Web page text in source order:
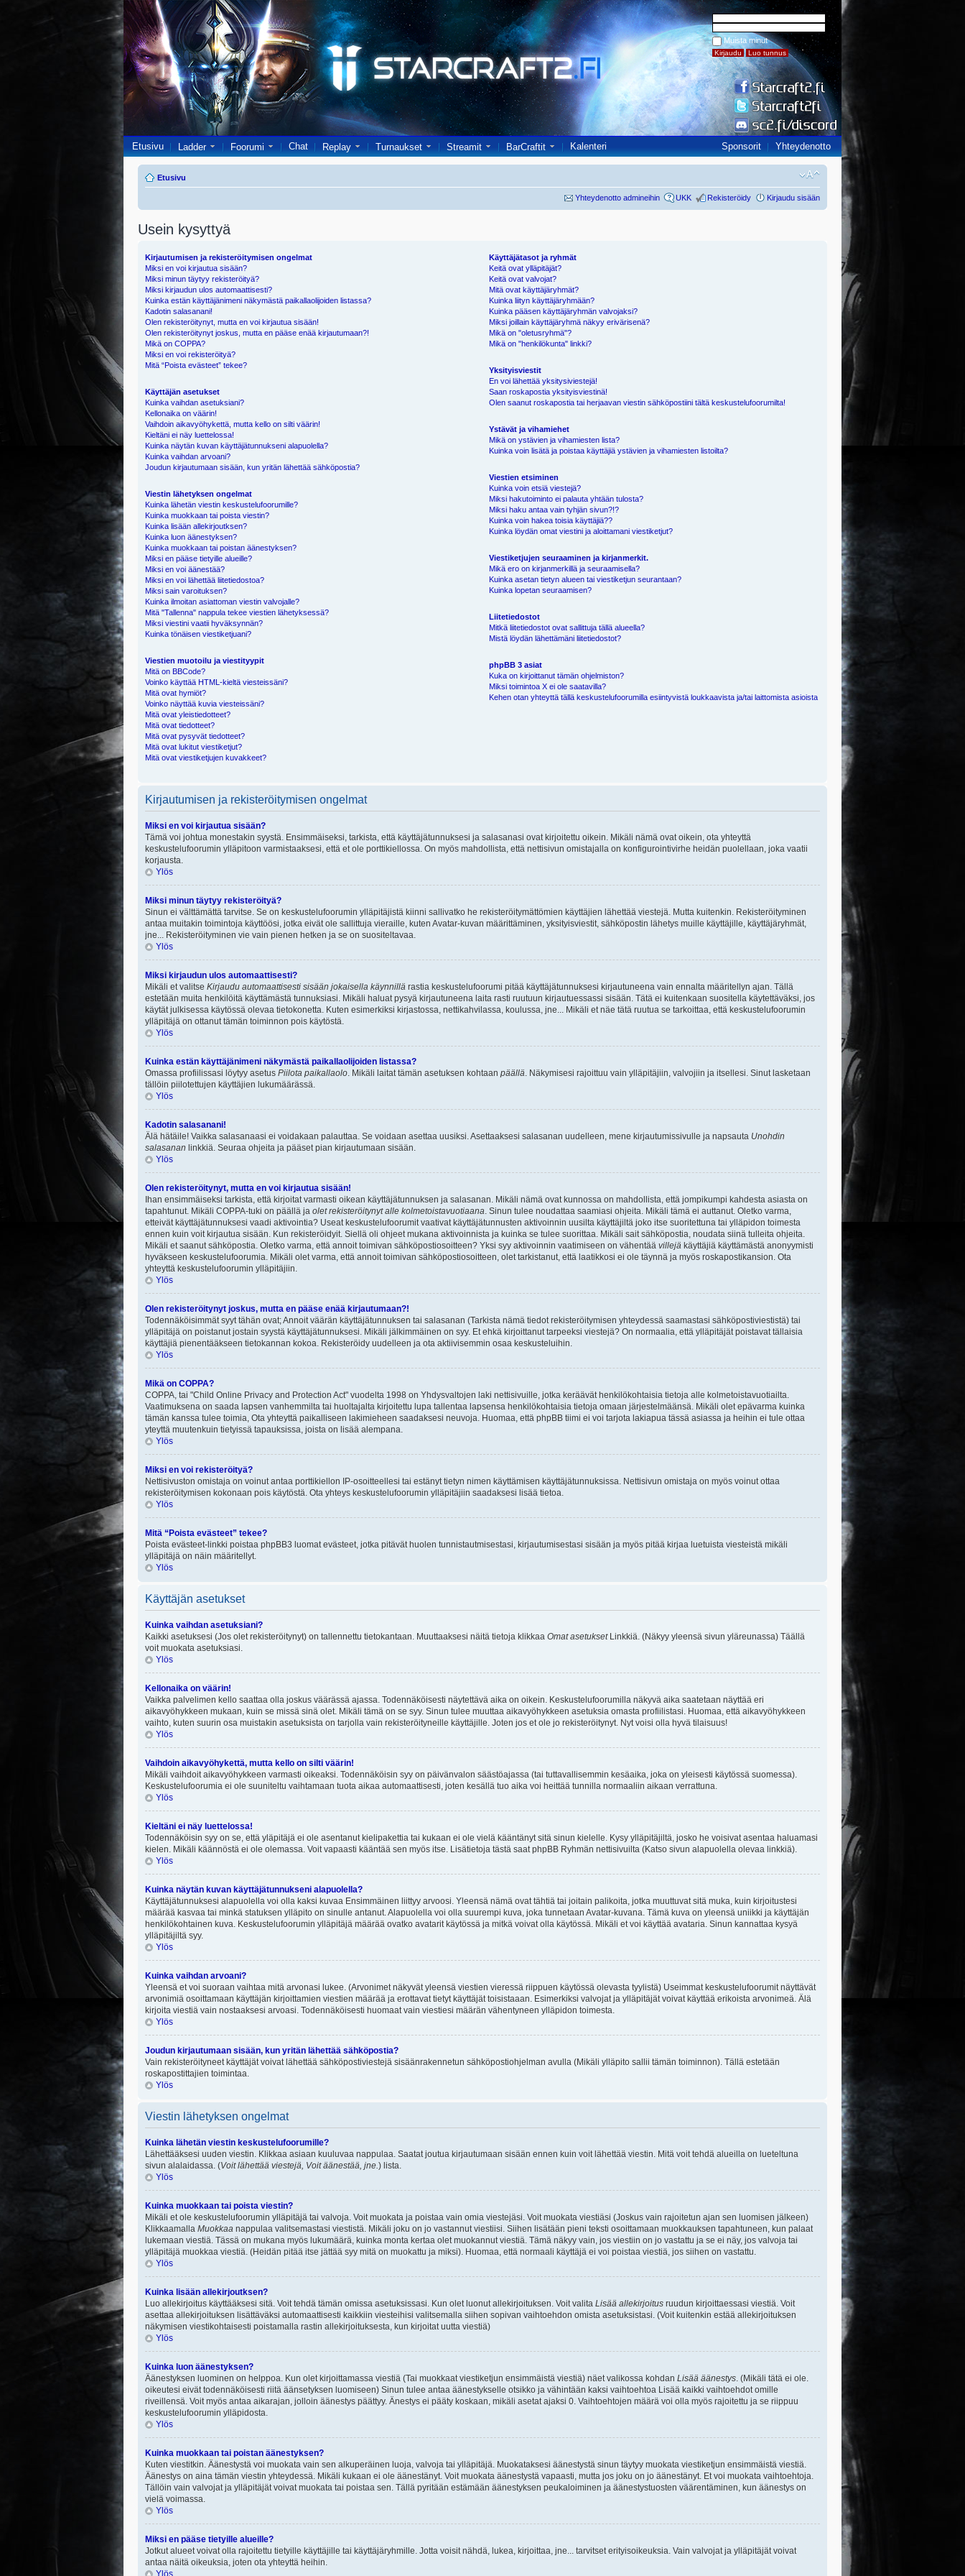
Muista minut
Etusivu Ladder Foorumi Chat Replay Turnaukset Streamit BarCraftit Kalenteri Sponsorit Yhteydenotto
Etusivu
Yhteydenotto admineihin UKK Rekisteröidy Kirjaudu sisään
Usein kysyttyä
Kirjautumisen ja rekisteröitymisen ongelmat
Miksi en voi kirjautua sisään?
Miksi minun täytyy rekisteröityä?
Miksi kirjaudun ulos automaattisesti?
Kuinka estän käyttäjänimeni näkymästä paikallaolijoiden listassa?
Kadotin salasanani!
Olen rekisteröitynyt, mutta en voi kirjautua sisään!
Olen rekisteröitynyt joskus, mutta en pääse enää kirjautumaan?!
Mikä on COPPA?
Miksi en voi rekisteröityä?
Mitä “Poista evästeet” tekee?
Käyttäjän asetukset
Kuinka vaihdan asetuksiani?
Kellonaika on väärin!
Vaihdoin aikavyöhykettä, mutta kello on silti väärin!
Kieltäni ei näy luettelossa!
Kuinka näytän kuvan käyttäjätunnukseni alapuolella?
Kuinka vaihdan arvoani?
Joudun kirjautumaan sisään, kun yritän lähettää sähköpostia?
Viestin lähetyksen ongelmat
Kuinka lähetän viestin keskustelufoorumille?
Kuinka muokkaan tai poista viestin?
Kuinka lisään allekirjoutksen?
Kuinka luon äänestyksen?
Kuinka muokkaan tai poistan äänestyksen?
Miksi en pääse tietyille alueille?
Miksi en voi äänestää?
Miksi en voi lähettää liitetiedostoa?
Miksi sain varoituksen?
Kuinka ilmoitan asiattoman viestin valvojalle?
Mitä "Tallenna" nappula tekee viestien lähetyksessä?
Miksi viestini vaatii hyväksynnän?
Kuinka tönäisen viestiketjuani?
Viestien muotoilu ja viestityypit
Mitä on BBCode?
Voinko käyttää HTML-kieltä viesteissäni?
Mitä ovat hymiöt?
Voinko näyttää kuvia viesteissäni?
Mitä ovat yleistiedotteet?
Mitä ovat tiedotteet?
Mitä ovat pysyvät tiedotteet?
Mitä ovat lukitut viestiketjut?
Mitä ovat viestiketjujen kuvakkeet?
Käyttäjätasot ja ryhmät
Keitä ovat ylläpitäjät?
Keitä ovat valvojat?
Mitä ovat käyttäjäryhmät?
Kuinka liityn käyttäjäryhmään?
Kuinka pääsen käyttäjäryhmän valvojaksi?
Miksi joillain käyttäjäryhmä näkyy erivärisenä?
Mikä on "oletusryhmä"?
Mikä on "henkilökunta" linkki?
Yksityisviestit
En voi lähettää yksitysiviestejä!
Saan roskapostia yksityisviestinä!
Olen saanut roskapostia tai herjaavan viestin sähköpostiini tältä keskustelufoorumilta!
Ystävät ja vihamiehet
Mikä on ystävien ja vihamiesten lista?
Kuinka voin lisätä ja poistaa käyttäjiä ystävien ja vihamiesten listoilta?
Viestien etsiminen
Kuinka voin etsiä viestejä?
Miksi hakutoiminto ei palauta yhtään tulosta?
Miksi haku antaa vain tyhjän sivun?!?
Kuinka voin hakea toisia käyttäjiä??
Kuinka löydän omat viestini ja aloittamani viestiketjut?
Viestiketjujen seuraaminen ja kirjanmerkit.
Mikä ero on kirjanmerkillä ja seuraamisella?
Kuinka asetan tietyn alueen tai viestiketjun seurantaan?
Kuinka lopetan seuraamisen?
Liitetiedostot
Mitkä liitetiedostot ovat sallittuja tällä alueella?
Mistä löydän lähettämäni liitetiedostot?
phpBB 3 asiat
Kuka on kirjoittanut tämän ohjelmiston?
Miksi toimintoa X ei ole saatavilla?
Kehen otan yhteyttä tällä keskustelufoorumilla esiintyvistä loukkaavista ja/tai laittomista asioista
Kirjautumisen ja rekisteröitymisen ongelmat
Miksi en voi kirjautua sisään?
Tämä voi johtua monestakin syystä. Ensimmäiseksi, tarkista, että käyttäjätunnuksesi ja salasanasi ovat kirjoitettu oikein. Mikäli nämä ovat oikein, ota yhteyttä
keskustelufoorumin ylläpitoon varmistaaksesi, että et ole porttikiellossa. On myös mahdollista, että nettisivun omistajalla on konfigurointivirhe heidän puolellaan, joka vaatii
korjausta.
Ylös
Miksi minun täytyy rekisteröityä?
Sinun ei välttämättä tarvitse. Se on keskustelufoorumin ylläpitäjistä kiinni sallivatko he rekisteröitymättömien käyttäjien lähettää viestejä. Mutta kuitenkin. Rekisteröityminen
antaa muitakin toimintoja käyttöösi, jotka eivät ole sallittuja vieraille, kuten Avatar-kuvan määrittäminen, yksityisviestit, sähköpostin lähetys muille käyttäjille, käyttäjäryhmät,
jne... Rekisteröityminen vie vain pienen hetken ja se on suositeltavaa.
Ylös
Miksi kirjaudun ulos automaattisesti?
Mikäli et valitse Kirjaudu automaattisesti sisään jokaisella käynnillä rastia keskustelufoorumi pitää käyttäjätunnuksesi kirjautuneena vain ennalta määritellyn ajan. Tällä
estetään muita henkilöitä käyttämästä tunnuksiasi. Mikäli haluat pysyä kirjautuneena laita rasti ruutuun kirjautuessassi sisään. Tätä ei kuitenkaan suositella käytettäväksi, jos
käytät julkisessa käytössä olevaa tietokonetta. Kuten esimerkiksi kirjastossa, nettikahvilassa, koulussa, jne... Mikäli et näe tätä ruutua se tarkoittaa, että keskustelufoorumin
ylläpitäjä on ottanut tämän toiminnon pois käytöstä.
Ylös
Kuinka estän käyttäjänimeni näkymästä paikallaolijoiden listassa?
Omassa profiilissasi löytyy asetus Piilota paikallaolo. Mikäli laitat tämän asetuksen kohtaan päällä. Näkymisesi rajoittuu vain ylläpitäjiin, valvojiin ja itsellesi. Sinut lasketaan
tällöin piilotettujen käyttäjien lukumäärässä.
Ylös
Kadotin salasanani!
Älä hätäile! Vaikka salasanaasi ei voidakaan palauttaa. Se voidaan asettaa uusiksi. Asettaaksesi salasanan uudelleen, mene kirjautumissivulle ja napsauta Unohdin
salasanan linkkiä. Seuraa ohjeita ja pääset pian kirjautumaan sisään.
Ylös
Olen rekisteröitynyt, mutta en voi kirjautua sisään!
Ihan ensimmäiseksi tarkista, että kirjoitat varmasti oikean käyttäjätunnuksen ja salasanan. Mikäli nämä ovat kunnossa on mahdollista, että jompikumpi kahdesta asiasta on
tapahtunut. Mikäli COPPA-tuki on päällä ja olet rekisteröitynyt alle kolmetoistavuotiaana. Sinun tulee noudattaa saamiasi ohjeita. Mikäli tämä ei auttanut. Oletko varma,
etteivät käyttäjätunnuksesi vaadi aktivointia? Useat keskustelufoorumit vaativat käyttäjätunnusten aktivoinnin uusilta käyttäjiltä joko itse suoritettuna tai ylläpidon toimesta
ennen kuin voit kirjautua sisään. Kun rekisteröidyit. Siellä oli ohjeet mukana aktivoinnista ja kuinka se tulee suorittaa. Mikäli sait sähköpostia, noudata siinä tulleita ohjeita.
Mikäli et saanut sähköpostia. Oletko varma, että annoit toimivan sähköpostiosoitteen? Yksi syy aktivoinnin vaatimiseen on vähentää villejä käyttäjiä käyttämästä anonyymisti
hyväkseen keskustelufoorumia. Mikäli olet varma, että annoit toimivan sähköpostiosoitteen, olet tarkistanut, että laatikkosi ei ole täynnä ja myös roskapostikansion. Ota
yhteyttä keskustelufoorumin ylläpitäjiin.
Ylös
Olen rekisteröitynyt joskus, mutta en pääse enää kirjautumaan?!
Todennäköisimmät syyt tähän ovat; Annoit väärän käyttäjätunnuksen tai salasanan (Tarkista nämä tiedot rekisteröitymisen yhteydessä saamastasi sähköpostiviestistä) tai
ylläpitäjä on poistanut jostain syystä käyttäjätunnuksesi. Mikäli jälkimmäinen on syy. Et ehkä kirjoittanut tarpeeksi viestejä? On normaalia, että ylläpitäjät poistavat tällaisia
käyttäjiä pienentääkseen tietokannan kokoa. Rekisteröidy uudelleen ja ota aktiivisemmin osaa keskusteluihin.
Ylös
Mikä on COPPA?
COPPA, tai "Child Online Privacy and Protection Act" vuodelta 1998 on Yhdysvaltojen laki nettisivuille, jotka keräävät henkilökohtaisia tietoja alle kolmetoistavuotiailta.
Vaatimuksena on saada lapsen vanhemmilta tai huoltajalta kirjoitettu lupa tallentaa lapsensa henkilökohtaisia tietoja omaan järjestelmäänsä. Mikäli olet epävarma kuinka
tämän kanssa tulee toimia, Ota yhteyttä paikalliseen lakimieheen saadaksesi neuvoja. Huomaa, että phpBB tiimi ei voi tarjota lakiapua tässä asiassa ja heihin ei tule ottaa
yteyttä muutenkuin tietyissä tapauksissa, joista on lisää alempana.
Ylös
Miksi en voi rekisteröityä?
Nettisivuston omistaja on voinut antaa porttikiellon IP-osoitteellesi tai estänyt tietyn nimen käyttämisen käyttäjätunnuksissa. Nettisivun omistaja on myös voinut ottaa
rekisteröitymisen kokonaan pois käytöstä. Ota yhteys keskustelufoorumin ylläpitäjiin saadaksesi lisää tietoa.
Ylös
Mitä “Poista evästeet” tekee?
Poista evästeet-linkki poistaa phpBB3 luomat evästeet, jotka pitävät huolen tunnistautmisestasi, kirjautumisestasi sisään ja myös pitää kirjaa luetuista viesteistä mikäli
ylläpitäjä on näin määritellyt.
Ylös
Käyttäjän asetukset
Kuinka vaihdan asetuksiani?
Kaikki asetuksesi (Jos olet rekisteröitynyt) on tallennettu tietokantaan. Muuttaaksesi näitä tietoja klikkaa Omat asetuksetLinkkiä. (Näkyy yleensä sivun yläreunassa) Täällä
voit muokata asetuksiasi.
Ylös
Kellonaika on väärin!
Vaikka palvelimen kello saattaa olla joskus väärässä ajassa. Todennäköisesti näytettävä aika on oikein. Keskustelufoorumilla näkyvä aika saatetaan näyttää eri
aikavyöhykkeen mukaan, kuin se missä sinä olet. Mikäli tämä on se syy. Sinun tulee muuttaa aikavyöhykkeen asetuksia omasta profiilistasi. Huomaa, että aikavyöhykkeen
vaihto, kuten suurin osa muistakin asetuksista on tarjolla vain rekisteröityneille käyttäjille. Joten jos et ole jo rekisteröitynyt. Nyt voisi olla hyvä tilaisuus!
Ylös
Vaihdoin aikavyöhykettä, mutta kello on silti väärin!
Mikäli vaihdoit aikavyöhykkeen varmasti oikeaksi. Todennäköisin syy on päivänvalon säästöajassa (tai tuttavallisemmin kesäaika, joka on yleisesti käytössä suomessa).
Keskustelufoorumia ei ole suuniteltu vaihtamaan tuota aikaa automaattisesti, joten kesällä tuo aika voi heittää tunnilla normaaliin aikaan verrattuna.
Ylös
Kieltäni ei näy luettelossa!
Todennäköisin syy on se, että yläpitäjä ei ole asentanut kielipakettia tai kukaan ei ole vielä kääntänyt sitä sinun kielelle. Kysy ylläpitäjiltä, josko he voisivat asentaa haluamasi
kielen. Mikäli käännöstä ei ole olemassa. Voit vapaasti kääntää sen myös itse. Lisätietoja tästä saat phpBB Ryhmän nettisivuilta (Katso sivun alapuolella olevaa linkkiä).
Ylös
Kuinka näytän kuvan käyttäjätunnukseni alapuolella?
Käyttäjätunnuksesi alapuolella voi olla kaksi kuvaa Ensimmäinen liittyy arvoosi. Yleensä nämä ovat tähtiä tai joitain palikoita, jotka muuttuvat sitä muka, kuin kirjoitustesi
määrää kasvaa tai minkä statuksen ylläpito on sinulle antanut. Alapuolella voi olla suurempi kuva, joka tunnetaan Avatar-kuvana. Tämä kuva on yleensä uniikki ja käyttäjän
henkilökohtainen kuva. Keskustelufoorumin ylläpitäjä määrää ovatko avatarit käytössä ja mitkä voivat olla käytössä. Mikäli et voi käyttää avataria. Sinun kannattaa kysyä
ylläpitäjiltä syy.
Ylös
Kuinka vaihdan arvoani?
Yleensä et voi suoraan vaihtaa mitä arvonasi lukee. (Arvonimet näkyvät yleensä viestien vieressä riippuen käytössä olevasta tyylistä) Useimmat keskustelufoorumit näyttävät
arvonimiä osoittamaan käyttäjän kirjoittamien viestien määrää ja erottavat tietyt käyttäjät toisistaaan. Esimerkiksi valvojat ja ylläpitäjät voivat käyttää erikoista arvonimeä. Älä
kirjoita viestiä vain nostaaksesi arvoasi. Todennäköisesti huomaat vain viestiesi määrän vähentyneen ylläpidon toimesta.
Ylös
Joudun kirjautumaan sisään, kun yritän lähettää sähköpostia?
Vain rekisteröityneet käyttäjät voivat lähettää sähköpostiviestejä sisäänrakennetun sähköpostiohjelman avulla (Mikäli ylläpito sallii tämän toiminnon). Tällä estetään
roskapostittajien toimintaa.
Ylös
Viestin lähetyksen ongelmat
Kuinka lähetän viestin keskustelufoorumille?
Lähettääksesi uuden viestin. Klikkaa asiaan kuuluvaa nappulaa. Saatat joutua kirjautumaan sisään ennen kuin voit lähettää viestin. Mitä voit tehdä alueilla on lueteltuna
sivun alalaidassa. (Voit lähettää viestejä, Voit äänestää, jne.) lista.
Ylös
Kuinka muokkaan tai poista viestin?
Mikäli et ole keskustelufoorumin ylläpitäjä tai valvoja. Voit muokata ja poistaa vain omia viestejäsi. Voit muokata viestiäsi (Joskus vain rajoitetun ajan sen luomisen jälkeen)
Klikkaamalla Muokkaa nappulaa valitsemastasi viestistä. Mikäli joku on jo vastannut viestiisi. Siihen lisätään pieni teksti osoittamaan muokkauksen tapahtuneen, kun palaat
lukemaan viestiä. Tässä on mukana myös lukumäärä, kuinka monta kertaa olet muokannut viestiä. Tämä näkyy vain, jos viestiin on jo vastattu ja se ei näy, jos valvoja tai
ylläpitäjä muokkaa viestiä. (Heidän pitää itse jättää syy mitä on muokattu ja miksi). Huomaa, että normaali käyttäjä ei voi poistaa viestiä, jos siihen on vastattu.
Ylös
Kuinka lisään allekirjoutksen?
Luo allekirjoitus käyttääksesi sitä. Voit tehdä tämän omissa asetuksissasi. Kun olet luonut allekirjoituksen. Voit valita Lisää allekirjoitus ruudun kirjoittaessasi viestiä. Voit
asettaa allekirjoituksen lisättäväksi automaattisesti kaikkiin viesteihisi valitsemalla siihen sopivan vaihtoehdon omista asetuksistasi. (Voit kuitenkin estää allekirjoituksen
näkymisen viestikohtaisesti poistamalla rastin allekirjoituksesta, kun kirjoitat uutta viestiä)
Ylös
Kuinka luon äänestyksen?
Äänestyksen luominen on helppoa. Kun olet kirjoittamassa viestiä (Tai muokkaat viestiketjun ensimmäistä viestiä) näet valikossa kohdan Lisää äänestys. (Mikäli tätä ei ole.
oikeutesi eivät todennäköisesti riitä äänsetyksen luomiseen) Sinun tulee antaa äänestykselle otsikko ja vähintään kaksi vaihtoehtoa Lisää kaikki vaihtoehdot omille
riveillensä. Voit myös antaa aikarajan, jolloin äänestys päättyy. Änestys ei pääty koskaan, mikäli asetat ajaksi 0. Vaihtoehtojen määrä voi olla myös rajoitettu ja se riippuu
keskustelufoorumin ylläpidosta.
Ylös
Kuinka muokkaan tai poistan äänestyksen?
Kuten viestitkin. Äänestystä voi muokata vain sen alkuperäinen luoja, valvoja tai ylläpitäjä. Muokataksesi äänestystä sinun täytyy muokata viestiketjun ensimmäistä viestiä.
Äänestys on aina tämän viestin yhteydessä. Mikäli kukaan ei ole äänestänyt. Voit muokata äänestystä vapaasti, mutta jos joku on jo äänestänyt. Et voi muokata vaihtoehtoja.
Tällöin vain valvojat ja ylläpitäjät voivat muokata tai poistaa sen. Tällä pyritään estämään äänestyksen peukaloiminen ja äänestystuosten väärentäminen, kun äänestys on
vielä voimassa.
Ylös
Miksi en pääse tietyille alueille?
Jotkut alueet voivat olla rajoitettu tietyille käyttäjille tai käyttäjäryhmille. Jotta voisit nähdä, lukea, kirjoittaa, jne... tarvitset erityisoikeuksia. Vain valvojat ja ylläpitäjät voivat
antaa näitä oikeuksia, joten ota yhteyttä heihin.
Ylös